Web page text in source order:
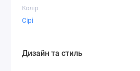
Колір
Сірі
Дизайн та стиль